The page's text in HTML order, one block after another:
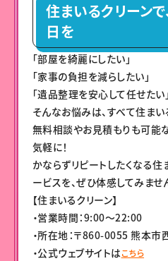
住まいるクリーン
日を
「部屋を綺麗にしたい」
「家事の負担を減らしたい」
「遺品整理を安心して任せたい」
そんなお悩みは、すべて住まい
無料相談やお見積もりも可能
気軽に！
かならずリピートしたくなる
ービスを、ぜひ体感してみませ
【住まいるクリーン】
・営業時間：9:00〜22:00
・所在地：〒860-0055 熊本
・公式ウェブサイトはこちら